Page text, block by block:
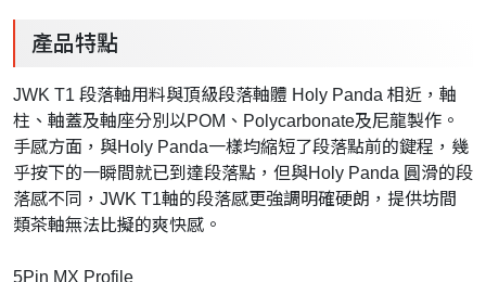
產品特點
JWK T1 段落軸用料與頂級段落軸體 Holy Panda 相近，軸
柱、軸蓋及軸座分別以POM、Polycarbonate及尼龍製作。
手感方面，與Holy Panda一樣均縮短了段落點前的鍵程，幾
乎按下的一瞬間就已到達段落點，但與Holy Panda 圓滑的段
落感不同，JWK T1軸的段落感更強調明確硬朗，提供坊間
類茶軸無法比擬的爽快感。
5Pin MX Profile